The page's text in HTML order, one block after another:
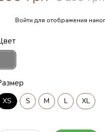
Войти для отображения
XS S M L XL